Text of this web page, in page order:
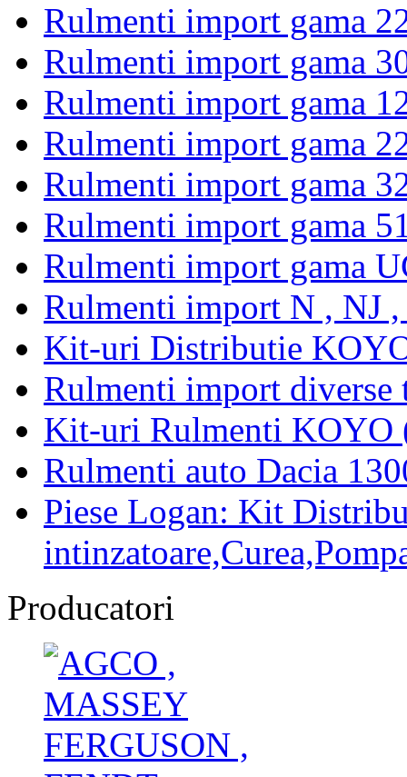
Rulmenti import gama
Rulmenti import gama
Rulmenti import gama
Rulmenti import gama
Rulmenti import gama
Rulmenti import gama
Rulmenti import gama
Rulmenti import N , NJ
Kit-uri Distributie
Rulmenti import
Kit-uri Rulmenti KOYO
Rulmenti auto Dacia
Piese Logan: Kit
Producatori